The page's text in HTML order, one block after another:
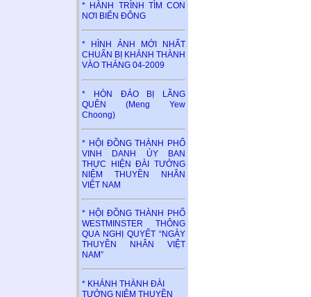
* HÀNH TRÌNH TÌM CON
NƠI BIỂN ĐÔNG
* HÌNH ẢNH MỚI NHẤT
CHUẨN BỊ KHÁNH THÀNH
VÀO THÁNG 04-2009
* HÒN ĐẢO BỊ LÃNG
QUÊN (Meng Yew
Choong)
* HỘI ĐỒNG THÀNH PHỐ
VINH DANH ỦY BAN
THỰC HIỆN ĐÀI TƯỞNG
NIỆM THUYỀN NHÂN
VIỆT NAM
* HỘI ĐỒNG THÀNH PHỐ
WESTMINSTER THÔNG
QUA NGHỊ QUYẾT “NGÀY
THUYỀN NHÂN VIỆT
NAM”
* KHÁNH THÀNH ĐÀI
TƯỞNG NIỆM THUYỀN